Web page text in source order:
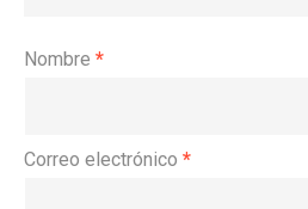
Nombre *
Correo electrónico *